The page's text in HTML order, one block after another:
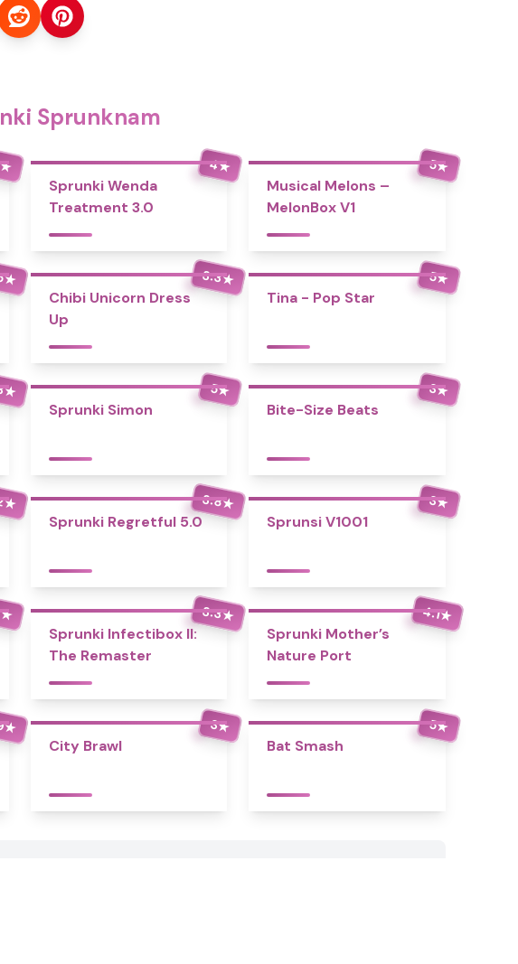
Sprunknam
4★
Sprunki Wenda
Treatment 3.0
5★
Musical Melons –
MelonBox V1
★ 3.3★
Chibi Unicorn Dress
Up
5★
Tina - Pop Star
★ 5★
Sprunki Simon
3★
Bite-Size Beats
★ 3.8★
Sprunki Regretful 5.0
3★
Sprunsi V1001
3.3★
Sprunki Infectibox II:
The Remaster
4.1★
Sprunki Mother’s
Nature Port
★ 3★
City Brawl
5★
Bat Smash